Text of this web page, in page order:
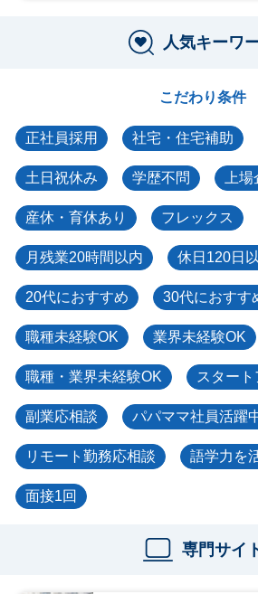
人気キーワ
こだわり条件
正社員採用 社宅・住宅補助
土日祝休み 学歴不問 上
産休・育休あり フレックス
月残業20時間以内 休日120日
20代におすすめ 30代におすす
職種未経験OK 業界未経験OK
職種・業界未経験OK スター
副業応相談 パパママ社員活躍
リモート勤務応相談 語学力を
面接1回
専門サイ